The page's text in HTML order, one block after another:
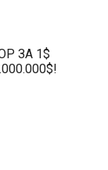
ЗА 1$